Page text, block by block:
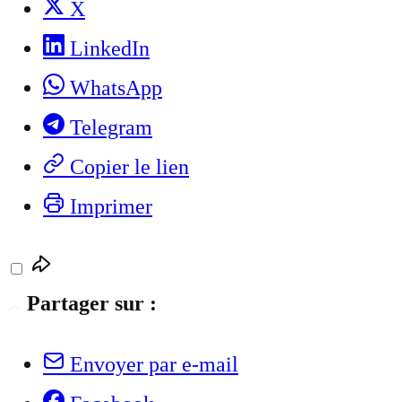
X
LinkedIn
WhatsApp
Telegram
Copier le lien
Imprimer
Partager sur :
Envoyer par e-mail